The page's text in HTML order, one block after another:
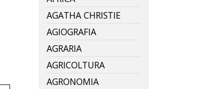
AGATHA CHRISTIE
AGIOGRAFIA
AGRARIA
AGRICOLTURA
AGRONOMIA